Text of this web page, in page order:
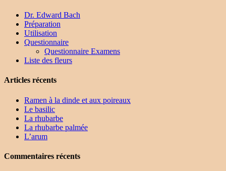
Dr. Edward Bach
Préparation
Utilisation
Questionnaire
Questionnaire Examens
Liste des fleurs
Articles récents
Ramen à la dinde et aux poireaux
Le basilic
La rhubarbe
La rhubarbe palmée
L’arum
Commentaires récents